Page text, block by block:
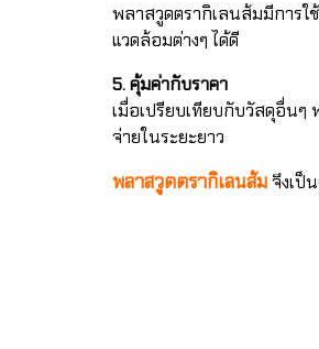
พลาสวูดตรากิเลนส้มมีการใ
แวดล้อมต่างๆ ได้ดี
5. คุ้มค่ากับราคา
เมื่อเปรียบเทียบกับวัสดุอื่นๆ
จ่ายในระยะยาว
พลาสวูดตรากิเลนส้มจึงเป็